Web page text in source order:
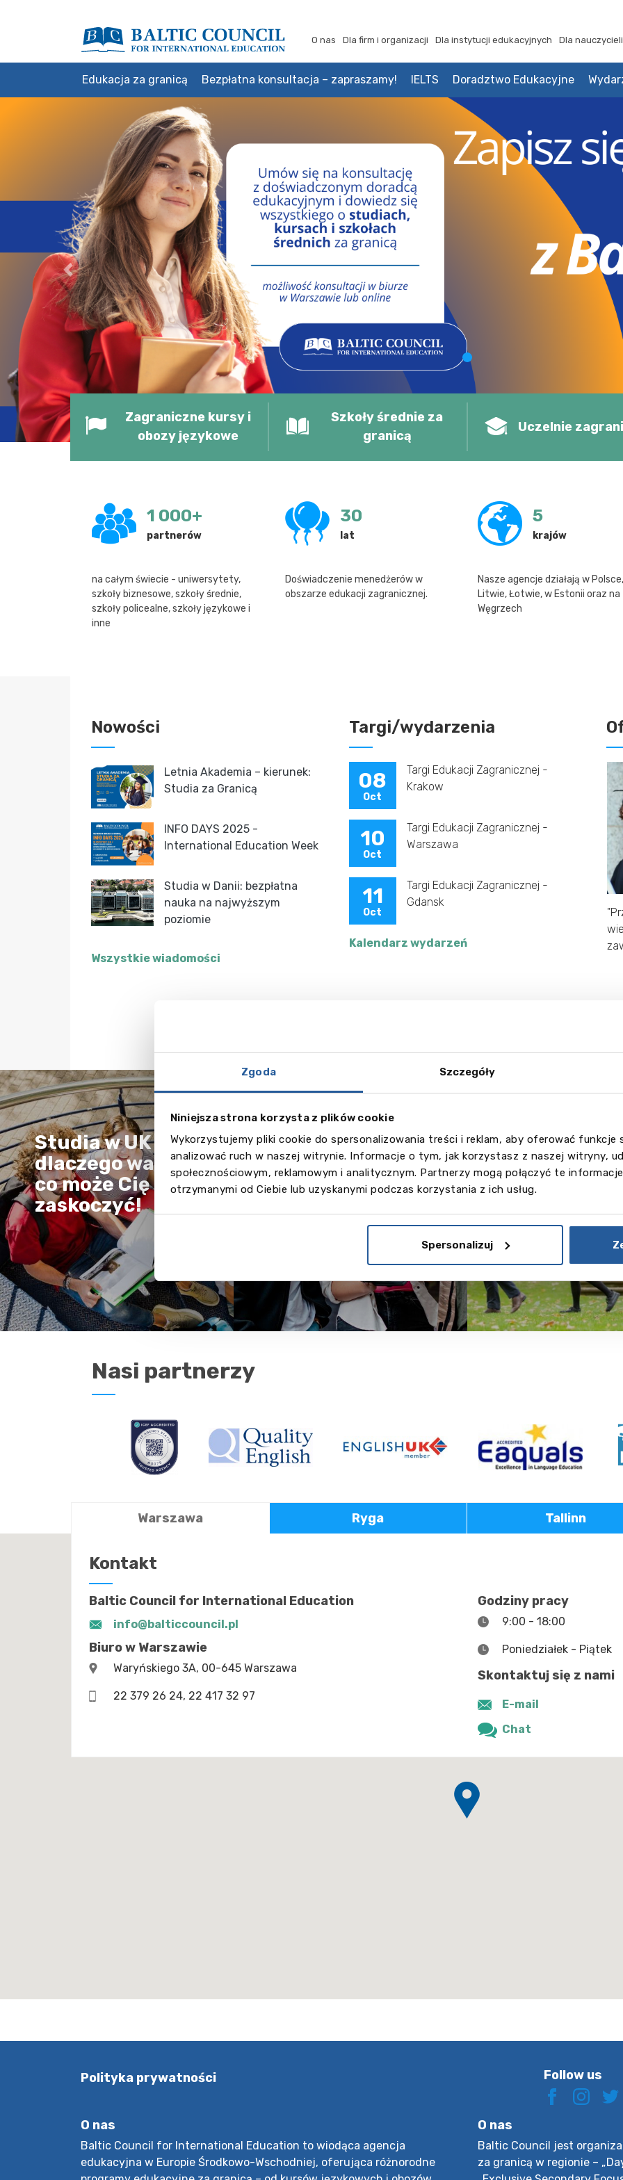
Zgoda Szczegóły
Niniejsza strona korzysta z plików cookie
Wykorzystujemy pliki cookie do spersonalizowania treści i reklam, aby oferować funkcje
analizować ruch w naszej witrynie. Informacje o tym, jak korzystasz z naszej witryny,
społecznościowym, reklamowym i analitycznym. Partnerzy mogą połączyć te
otrzymanymi od Ciebie lub uzyskanymi podczas korzystania z ich usług.
Spersonalizuj
O nas Dla firm i organizacji Dla instytucji edukacyjnych Dla nauczycieli
Edukacja za granicą Bezpłatna konsultacja – zapraszamy! IELTS Doradztwo Edukacyjne
Previous
Zagraniczne kursy i
obozy językowe
Szkoły średnie za
granicą
Uczelnie
1 000+
partnerów
na całym świecie - uniwersytety,
szkoły biznesowe, szkoły średnie,
szkoły policealne, szkoły językowe i
inne
30
lat
Doświadczenie menedżerów w
obszarze edukacji zagranicznej.
5
krajów
Nasze agencje działają w
Litwie, Łotwie, w Estonii oraz na
Węgrzech
Nowości
Letnia Akademia – kierunek:
Studia za Granicą
INFO DAYS 2025 -
International Education Week
Studia w Danii: bezpłatna
nauka na najwyższym
poziomie
Wszystkie wiadomości
Targi/wydarzenia
08
Oct
Targi Edukacji Zagranicznej -
Krakow
10
Oct
Targi Edukacji Zagranicznej -
Warszawa
11
Oct
Targi Edukacji Zagranicznej -
Gdansk
Kalendarz wydarzeń
do egzaminów IELTS i
"Przewodnik po karierze" online dla dzieci w
wieku 13-19 lat, w tym bezpłatne testy
Studia w UK -
dlaczego warto i
co może Cię
zaskoczyć!
Studiuj w
Holandii
Szkoły
za granicą
Nasi partnerzy
Warszawa Ryga Tallinn
Kontakt
Baltic Council for International Education
info@balticcouncil.pl
Biuro w Warszawie
Waryńskiego 3A, 00-645 Warszawa
22 379 26 24, 22 417 32 97
Godziny pracy
9:00 - 18:00
Poniedziałek - Piątek
Skontaktuj się z nami
E-mail
Chat
Polityka prywatności Follow us
O nas
Baltic Council for International Education to wiodąca agencja
edukacyjna w Europie Środkowo-Wschodniej, oferująca różnorodne
O nas
Baltic Council jest
za granicą w regionie –